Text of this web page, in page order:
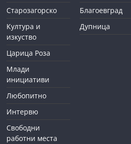
Старозагорско
Култура и
изкуство
Царица Роза
Млади
инициативи
Любопитно
Интервю
Свободни
работни места
Благоевград
Дупница